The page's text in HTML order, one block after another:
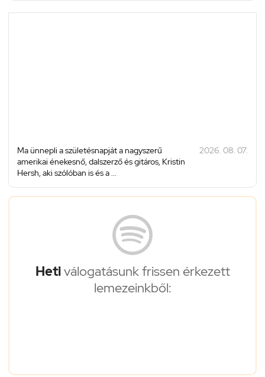
Ma ünnepli a születésnapját a nagyszerű
amerikai énekesnő, dalszerző és gitáros, Kristin
Hersh, aki szólóban is és a ...
2026. 08. 07.
Hetiválogatásunk frissen érkezett
lemezeinkből: